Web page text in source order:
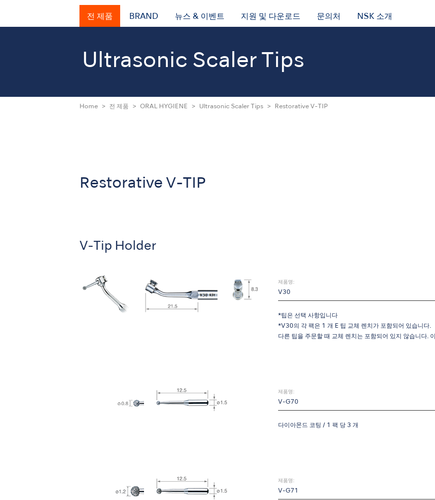
전 제품 BRAND 뉴스 & 이벤트 지원 및 다운로드 문의처 NSK 소개
Ultrasonic Scaler Tips
Home 전 제품 ORAL HYGIENE Ultrasonic Scaler Tips Restorative V-TIP
Restorative V-TIP
V-Tip Holder
제품명:
V30
*팁은 선택 사항입니다
*V30의 각 팩은 1 개 E 팁 교체 렌치가 포함되어 있습니다.
다른 팁을 주문할 때 교체 렌치는 포함되어 있지 않습니다.
제품명:
V-G70
다이아몬드 코팅 / 1 팩 당 3 개
제품명:
V-G71